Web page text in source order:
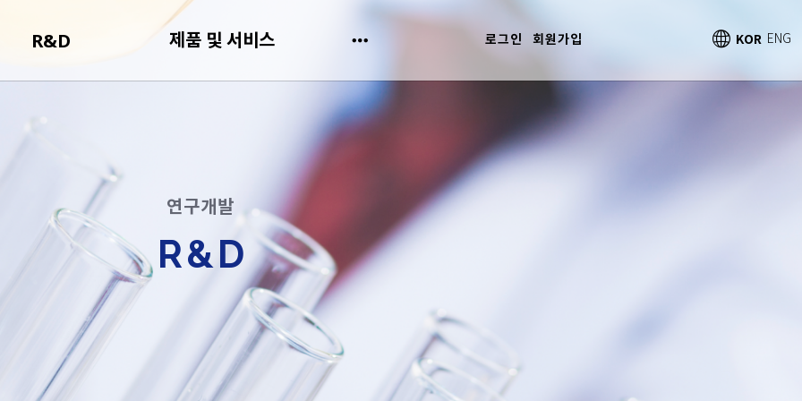
R&D 제품 및 서비스 로그인 회원가입 KOR ENG
연구개발
R&D